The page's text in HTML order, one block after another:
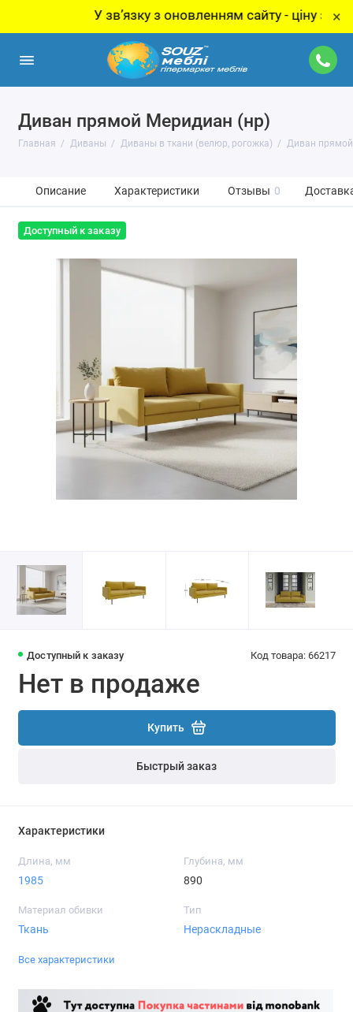
У звʼязку з оновленням сайту - ціну за товар×
Диван прямой Меридиан (нр)
Главная Диваны Диваны в ткани (велюр, рогожка) Диван
Описание Характеристики Отзывы 0
Доступный к заказу
Доступный к заказу Код товара: 66217
Нет в продаже
Купить
Быстрый заказ
Характеристики
Длина, мм
1985
Глубина, мм
890
Материал обивки
Ткань
Тип
Нераскладные
Все характеристики